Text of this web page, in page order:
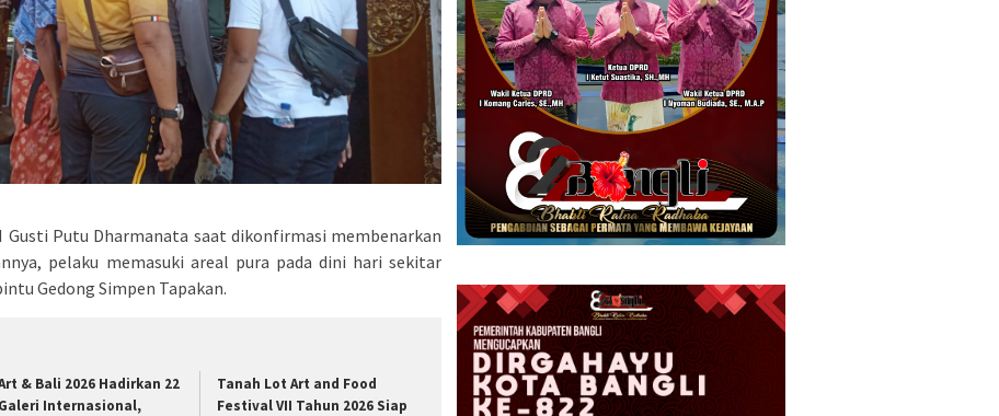
Putu Dharmanata saat dikonfirmasi membenarkan
pelaku memasuki areal pura pada dini hari sekitar
Gedong Simpen Tapakan.
& Bali 2026 Hadirkan 22
Galeri Internasional,
Tanah Lot Art and Food
Festival VII Tahun 2026 Siap